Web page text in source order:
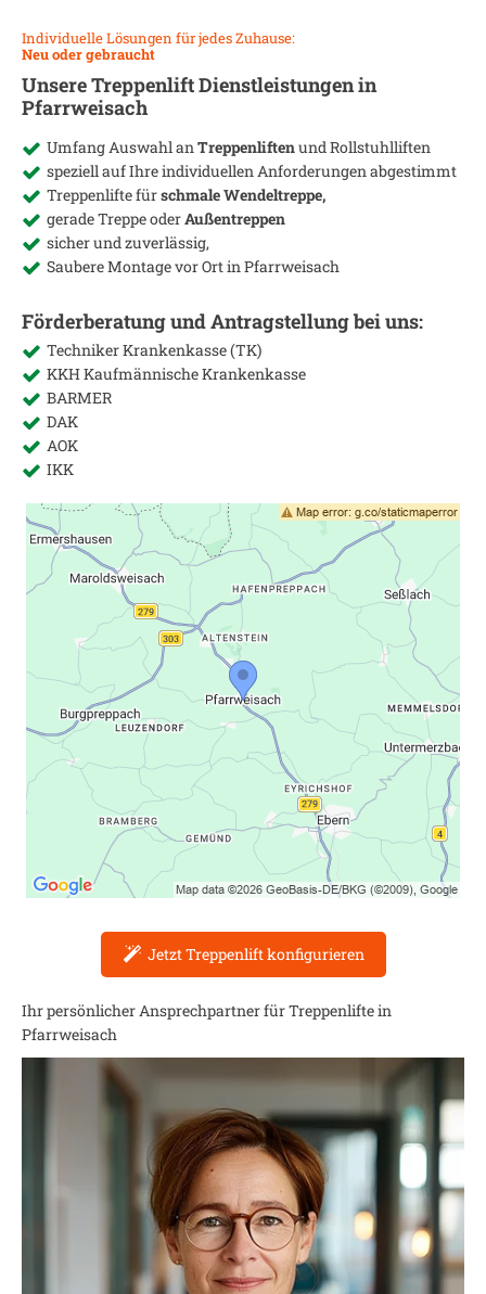
Individuelle Lösungen für jedes Zuhause:
Neu oder gebraucht
Unsere Treppenlift Dienstleistungen in
Pfarrweisach
Umfang Auswahl anTreppenliftenund Rollstuhlliften
speziell auf Ihre individuellen Anforderungen abgestimmt
Treppenlifte fürschmale Wendeltreppe,
gerade Treppe oderAußentreppen
sicher und zuverlässig,
Saubere Montage vor Ort inPfarrweisach
Förderberatung und Antragstellung bei uns:
Techniker Krankenkasse (TK)
KKH Kaufmännische Krankenkasse
BARMER
DAK
AOK
IKK
Jetzt Treppenlift konfigurieren
Ihr persönlicher Ansprechpartner für Treppenlifte in
Pfarrweisach